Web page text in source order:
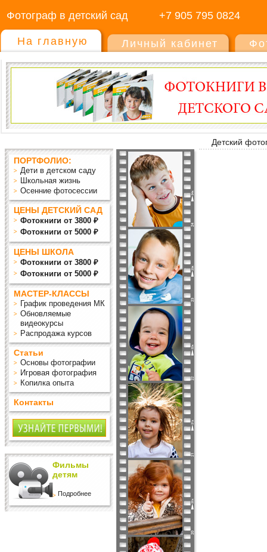
Фотограф в детский сад +7 905 795 0824
На главную Личный кабинет
Детский
ПОРТФОЛИО:
Дети в детском саду
Школьная жизнь
Осенние фотосессии
ЦЕНЫ ДЕТСКИЙ САД
Фотокниги от 3800 ₽
Фотокниги от 5000 ₽
ЦЕНЫ ШКОЛА
Фотокниги от 3800 ₽
Фотокниги от 5000 ₽
МАСТЕР-КЛАССЫ
График проведения МК
Обновляемые
видеокурсы
Распродажа курсов
Статьи
Основы фотографии
Игровая фотография
Копилка опыта
Контакты
Фильмы
детям
Подробнее